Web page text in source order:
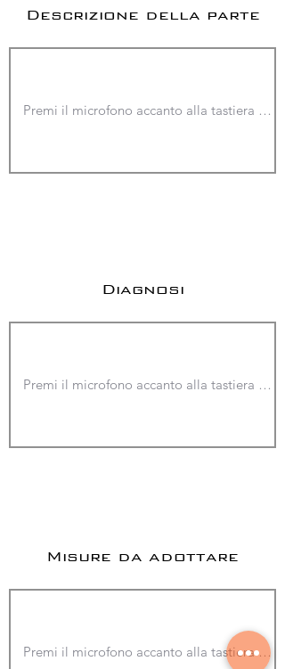
Descrizione della parte
Diagnosi
Misure da adottare